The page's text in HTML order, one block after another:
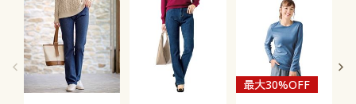
最大30%OFF